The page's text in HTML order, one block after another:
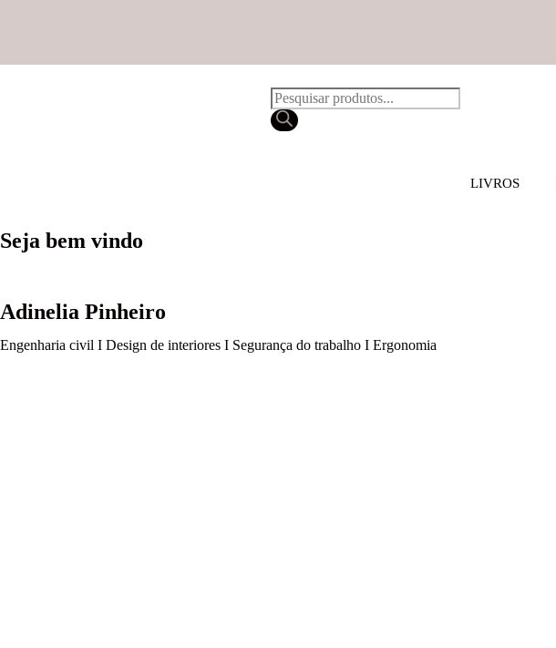
LIVROS
Seja bem vindo
Adinelia Pinheiro
Engenharia civil I Design de interiores I Segurança do trabalho I Ergonomia